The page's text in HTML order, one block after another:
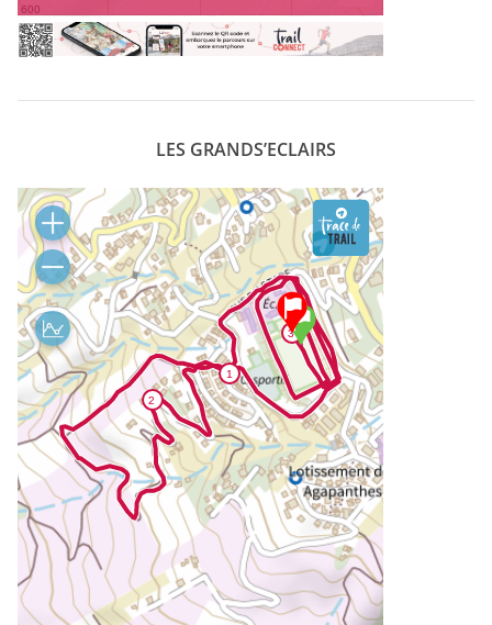
LES GRANDS’ECLAIRS